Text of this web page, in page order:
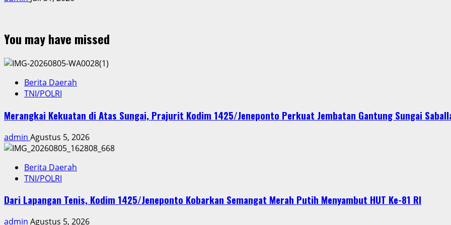
You may have missed
Berita Daerah
TNI/POLRI
Merangkai Kekuatan di Atas Sungai, Prajurit Kodim 1425/Jeneponto Perkuat Jembatan Gantung Sungai
admin Agustus 5, 2026
Berita Daerah
TNI/POLRI
Dari Lapangan Tenis, Kodim 1425/Jeneponto Kobarkan Semangat Merah Putih Menyambut HUT Ke-81 RI
admin Agustus 5, 2026